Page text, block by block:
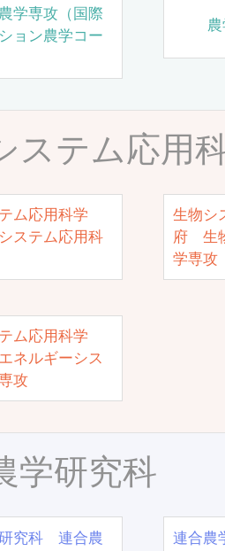
学専攻（国際
ョン農学コー
ステム応用
ム応用科学
ステム応用科
生物シ
府 生
学専攻
ム応用科学
ネルギーシス
攻
学研究科
究科 連合農
連合農